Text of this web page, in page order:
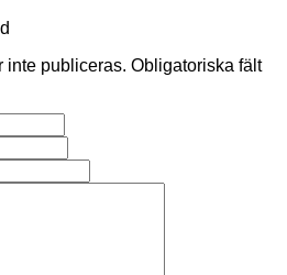
inte publiceras. Obligatoriska fält